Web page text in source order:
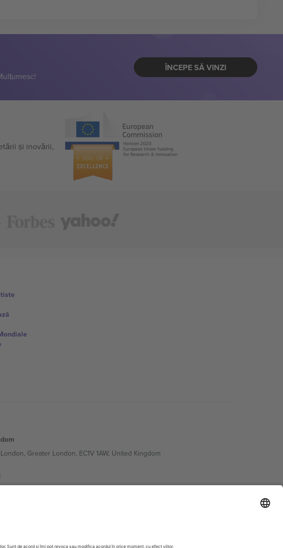
ÎNCEPE SĂ VINZI
și inovării,
Greater London, EC1V 1AW, United Kingdom